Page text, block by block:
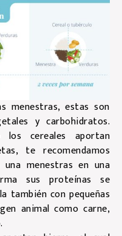
menestras, estas son
y carbohidratos.
los cereales aportan
te recomendamos
menestras en una
sus proteínas se
también con pequeñas
animal como carne,